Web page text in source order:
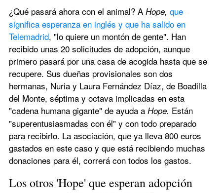
¿Qué pasará ahora con el animal? A Hope, que
significa esperanza en inglés y que ha salido en
Telemadrid, "lo quiere un montón de gente". Han
recibido unas 20 solicitudes de adopción, aunque
primero pasará por una casa de acogida hasta que se
recupere. Sus dueñas provisionales son dos
hermanas, Nuria y Laura Fernández Díaz, de Boadilla
del Monte, séptima y octava implicadas en esta
"cadena humana gigante" de ayuda a Hope. Están
"superentusiasmadas con él" y con todo preparado
para recibirlo. La asociación, que ya lleva 800 euros
gastados en este caso y que está recibiendo muchas
donaciones para él, correrá con todos los gastos.
Los otros 'Hope' que esperan adopción